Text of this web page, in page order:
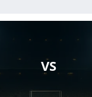
VS